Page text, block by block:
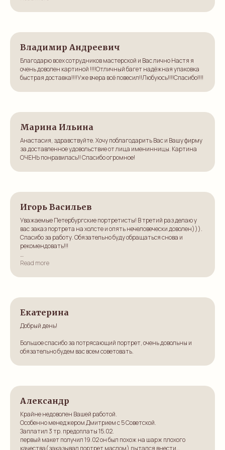
видеть вас вновь в нашей мастерской.
Владимир Андреевич
Благодарю всех сотрудников мастерской и Вас лично Настя я
очень доволен картиной !!!!Отличный багет надёжная упаковка
быстрая доставка!!!!Уже вчера всё повесил!!Любуюсь!!!!Спасибо!!!!
Марина Ильина
Анастасия, здравствуйте. Хочу поблагодарить Вас и Вашу фирму
за доставленное удовольствие от лица именинницы. Картина
ОЧЕНЬ понравилась!! Спасибо огромное!
Игорь Васильев
Уважаемые Петербургские портретисты! В третий раз делаю у
вас заказ портрета на холсте и опять нечеловечески доволен))).
Спасибо за работу. Обязательно буду обращаться снова и
рекомендовать!!!
Ответ:Спасибо! Всегда Вам рады! Ждем с новыми заказами ;)
Read more
Екатерина
Добрый день!
Большое спасибо за потрясающий портрет, очень довольны и
обязательно будем вас всем советовать.
Александр
Крайне недоволен Вашей работой.
Особенно менеджером Дмитрием с 5 Советской.
Заплатил 3 тр. предоплаты 15.02.
первый макет получил 19.02 он был похож на шарж плохого
качества(заказывал портрет маслом) пытался внести